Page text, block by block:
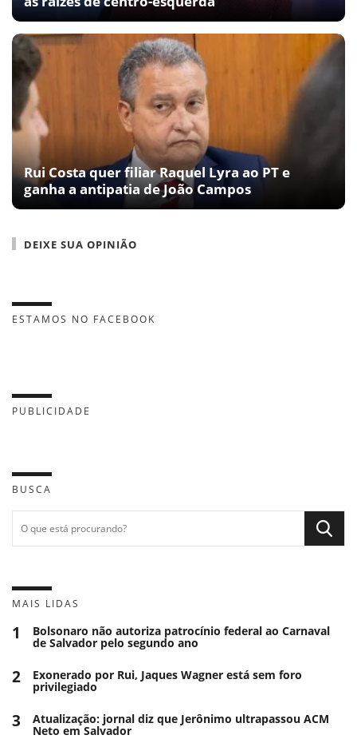
Rui Costa quer filiar Raquel Lyra ao PT e
ganha a antipatia de João Campos
DEIXE SUA OPINIÃO
ESTAMOS NO FACEBOOK
PUBLICIDADE
BUSCA
MAIS LIDAS
1 Bolsonaro não autoriza patrocínio federal ao Carnaval
de Salvador pelo segundo ano
2 Exonerado por Rui, Jaques Wagner está sem foro
privilegiado
3 Atualização: jornal diz que Jerônimo ultrapassou ACM
Neto em Salvador